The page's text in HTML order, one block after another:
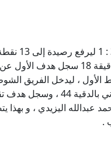
أم صلال ينتزع الصدارة
خليفة برصيد 12 نقطة ، و كان الشوط الأول بين الطرفين يسوده الحرص و
، ليدخل الفريق
تعديل النتيجة إلا إن أم صلال كان الأفضل بالاداء و قدم شوط ثاني
الثالث لينهي الأمل لتعديل النتيجة بالدقيقة 50 عن طريق اللاعب